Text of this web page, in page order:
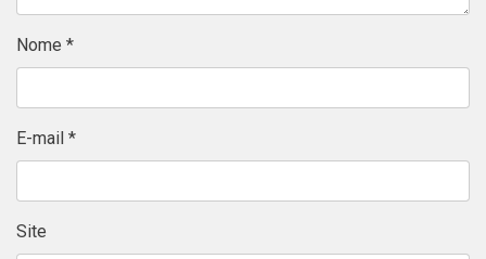
Nome *
E-mail *
Site